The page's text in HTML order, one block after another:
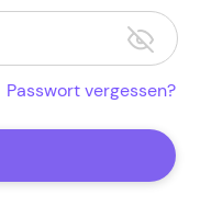
Passwort vergessen?